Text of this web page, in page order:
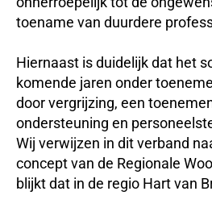
toename van duurdere
Hiernaast is duidelijk dat het
komende jaren onder
door vergrijzing, een
ondersteuning en
Wij verwijzen in dit verband
concept van de Regionale
blijkt dat in de regio Hart van